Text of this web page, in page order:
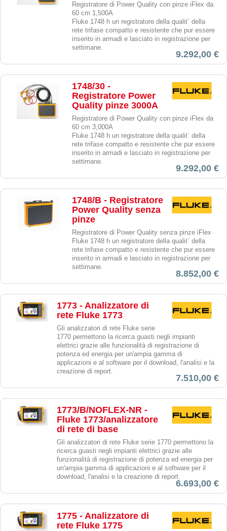
Registratore di Power Quality con pinze iFlex da
60 cm 1,500A
Fluke 1748 h un registratore della qualit` della
rete trifase compatto e resistente che pur essere
inserito in armadi e lasciato in registrazione per
settimane.
9.292,00 €
1748/30 -
Registratore Power
Quality pinze 3000A
Registratore di Power Quality con pinze iFlex da
60 cm 3,000A
Fluke 1748 h un registratore della qualit` della
rete trifase compatto e resistente che pur essere
inserito in armadi e lasciato in registrazione per
settimane.
9.292,00 €
1748/B - Registratore
Power Quality senza
pinze
Registratore di Power Quality senza pinze iFlex
Fluke 1748 h un registratore della qualit` della
rete trifase compatto e resistente che pur essere
inserito in armadi e lasciato in registrazione per
settimane.
8.852,00 €
1773 - Analizzatore di
rete Fluke 1773
Gli analizzatori di rete Fluke serie
1770 permettono la ricerca guasti negli impianti
elettrici grazie alle funzionalità di registrazione di
potenza ed energia per un'ampia gamma di
applicazioni e al software per il download, l'analisi e la
creazione di report.
7.510,00 €
1773/B/NOFLEX-NR -
Fluke 1773/analizzatore
di rete di base
Gli analizzatori di rete Fluke serie 1770 permettono la
ricerca guasti negli impianti elettrici grazie alle
funzionalità di registrazione di potenza ed energia per
un'ampia gamma di applicazioni e al software per il
download, l'analisi e la creazione di report.
6.693,00 €
1775 - Analizzatore di
rete Fluke 1775